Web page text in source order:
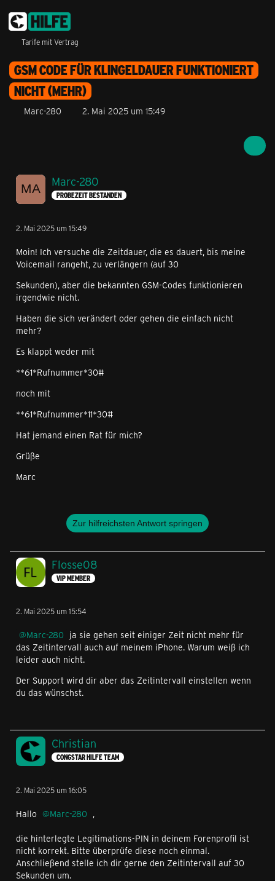
Tarife mit Vertrag
GSM CODE FÜR KLINGELDAUER FUNKTIONIERT
NICHT (MEHR)
Marc-280 2. Mai 2025 um 15:49
Marc-280
PROBEZEIT BESTANDEN
2. Mai 2025 um 15:49
Moin! Ich versuche die Zeitdauer, die es dauert, bis meine
Voicemail rangeht, zu verlängern (auf 30
Sekunden), aber die bekannten GSM-Codes funktionieren
irgendwie nicht.
Haben die sich verändert oder gehen die einfach nicht
mehr?
Es klappt weder mit
**61*Rufnummer*30#
noch mit
**61*Rufnummer*11*30#
Hat jemand einen Rat für mich?
Grüße
Marc
Zur hilfreichsten Antwort springen
Flosse08
VIP MEMBER
2. Mai 2025 um 15:54
Marc-280 ja sie gehen seit einiger Zeit nicht mehr für
das Zeitintervall auch auf meinem iPhone. Warum weiß ich
leider auch nicht.
Der Support wird dir aber das Zeitintervall einstellen wenn
du das wünschst.
Christian
CONGSTAR HILFE TEAM
2. Mai 2025 um 16:05
Hallo Marc-280 ,
die hinterlegte Legitimations-PIN in deinem Forenprofil ist
nicht korrekt. Bitte überprüfe diese noch einmal.
Anschließend stelle ich dir gerne den Zeitintervall auf 30
Sekunden um.